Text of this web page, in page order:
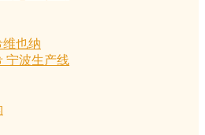
维也纳
宁波生产线